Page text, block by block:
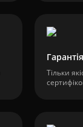
Тільки